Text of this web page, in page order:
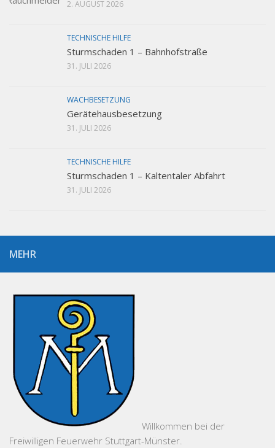
2. AUGUST 2026
TECHNISCHE HILFE
Sturmschaden 1 – Bahnhofstraße
31. JULI 2026
WACHBESETZUNG
Gerätehausbesetzung
31. JULI 2026
TECHNISCHE HILFE
Sturmschaden 1 – Kaltentaler Abfahrt
31. JULI 2026
MEHR
Willkommen bei der
Freiwilligen Feuerwehr Stuttgart-Münster.